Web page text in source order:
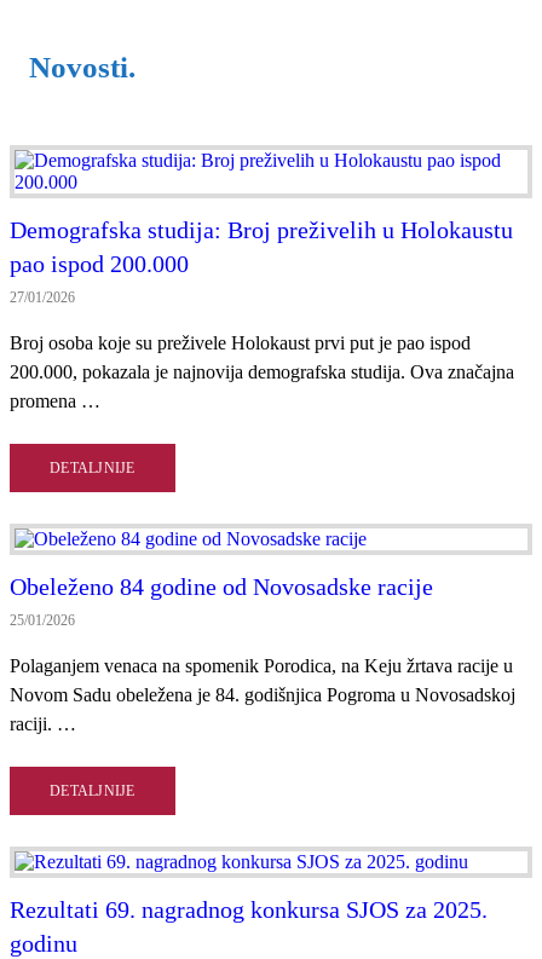
Novosti.
Demografska studija: Broj preživelih u Holokaustu
pao ispod 200.000
27/01/2026
Broj osoba koje su preživele Holokaust prvi put je pao ispod
200.000, pokazala je najnovija demografska studija. Ova značajna
promena …
DETALJNIJE
Obeleženo 84 godine od Novosadske racije
25/01/2026
Polaganjem venaca na spomenik Porodica, na Keju žrtava racije u
Novom Sadu obeležena je 84. godišnjica Pogroma u Novosadskoj
raciji. …
DETALJNIJE
Rezultati 69. nagradnog konkursa SJOS za 2025.
godinu